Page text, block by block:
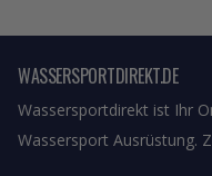
WASSERSPORTDIREKT.DE
Wassersportdirekt ist Ihr
Wassersport Ausrüstung.